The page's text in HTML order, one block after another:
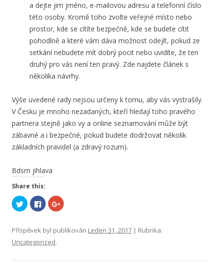
a dejte jim jméno, e-mailovou adresu a telefonní číslo
této osoby. Kromě toho zvolte veřejné místo nebo
prostor, kde se cítíte bezpečně, kde se budete cítit
pohodlně a které vám dáva možnost odejít, pokud ze
setkání nebudete mít dobrý pocit nebo uvidíte, že ten
druhý pro vás není ten pravý. Zde najdete článek s
několika návrhy.
Výše uvedené rady nejsou určeny k tomu, aby vás vystrašily.
V Česku je mnoho nezadaných, kteří hledají toho pravého
partnera stejně jako vy a online seznamování může být
zábavné a i bezpečné, pokud budete dodržovat několik
základních pravidel (a zdravý rozum).
Bdsm jihlava
Share this:
S
d
t
a
C
l
t
s
S
d
t
Příspěvek byl publikován Leden 31, 2017 | Rubrika:
Uncategorized.